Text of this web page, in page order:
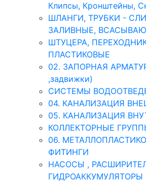
Клипсы, Кронштейны,
ШЛАНГИ, ТРУБКИ -
ЗАЛИВНЫЕ,
ШТУЦЕРА,
ПЛАСТИКОВЫЕ
02. ЗАПОРНАЯ
,задвижки)
СИСТЕМЫ
04. КАНАЛИЗАЦИЯ
05. КАНАЛИЗАЦИЯ
КОЛЛЕКТОРНЫЕ
06.
ФИТИНГИ
НАСОСЫ ,
ГИДРОАККУМУЛЯТОРЫ